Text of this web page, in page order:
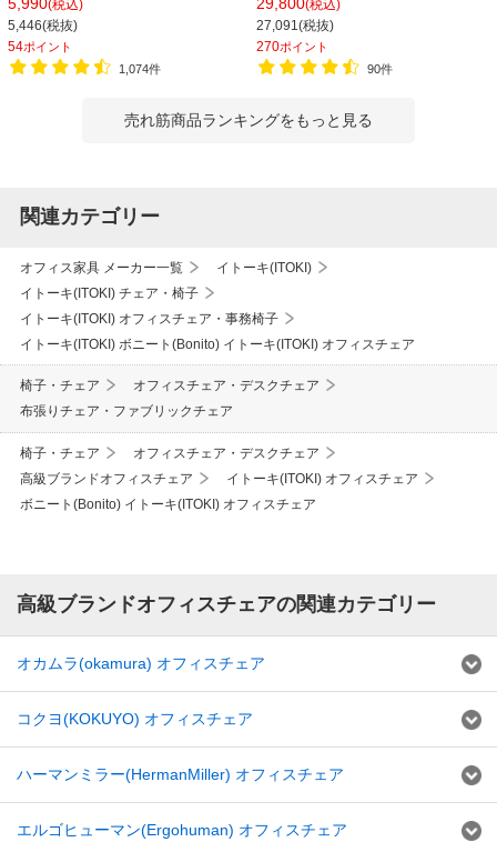
ィスチェア デスクチェア 会議椅子 幅
580×奥行580×高さ835-930mm
(税込)
5,446(税抜)
54ポイント
1,074件
565×高さ805mm 会議室 収納 法人
大人数 重ねる 会議用椅子 会議用チェ
ア
(税込)
27,091(税抜)
270ポイント
90件
売れ筋商品ランキングをもっと見る
関連カテゴリー
オフィス家具 メーカー一覧
イトーキ(ITOKI)
イトーキ(ITOKI) チェア・椅子
イトーキ(ITOKI) オフィスチェア・事務椅子
イトーキ(ITOKI) ボニート(Bonito) イトーキ(ITOKI) オフィスチェア
椅子・チェア
オフィスチェア・デスクチェア
布張りチェア・ファブリックチェア
椅子・チェア
オフィスチェア・デスクチェア
高級ブランドオフィスチェア
イトーキ(ITOKI) オフィスチェア
ボニート(Bonito) イトーキ(ITOKI) オフィスチェア
高級ブランドオフィスチェアの関連カテゴリー
オカムラ(okamura) オフィスチェア
コクヨ(KOKUYO) オフィスチェア
ハーマンミラー(HermanMiller) オフィスチェア
エルゴヒューマン(Ergohuman) オフィスチェア